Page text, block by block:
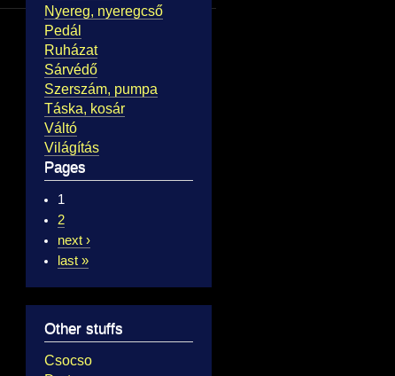
Nyereg, nyeregcső
Pedál
Ruházat
Sárvédő
Szerszám, pumpa
Táska, kosár
Váltó
Világítás
Pages
1
2
next ›
last »
Other stuffs
Csocso